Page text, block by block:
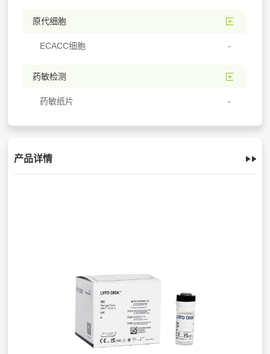
原代细胞
ECACC细胞
药敏检测
药敏纸片
产品详情